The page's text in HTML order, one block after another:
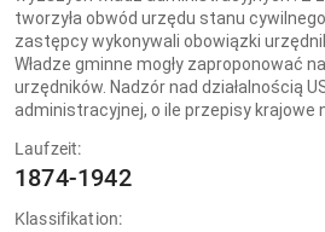
tworzyła obwód urzędu stanu
zastępcy wykonywali obowiązki
Władze gminne mogły zaproponować
urzędników. Nadzór nad działalnością
administracyjnej, o ile przepisy krajowe
Laufzeit:
1874-1942
Klassifikation: